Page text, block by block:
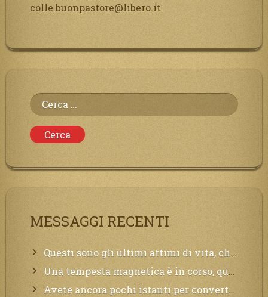
colle.buonpastore@libero.it
Ricerca
per:
MESSAGGI RECENTI
Questi sono gli ultimi attimi di vita, chi si vuole salvare Mi chiami in suo aiuto.
Una tempesta magnetica è in corso, questa generazione patirà. Il black out non tarderà ad arrivare e tutta la Terra sarà oscurata.
Avete ancora pochi istanti per convertirvi, non perdete tempo, la sciagura arriverà all’improvviso e per chi non si sarà preparato saranno dolori.